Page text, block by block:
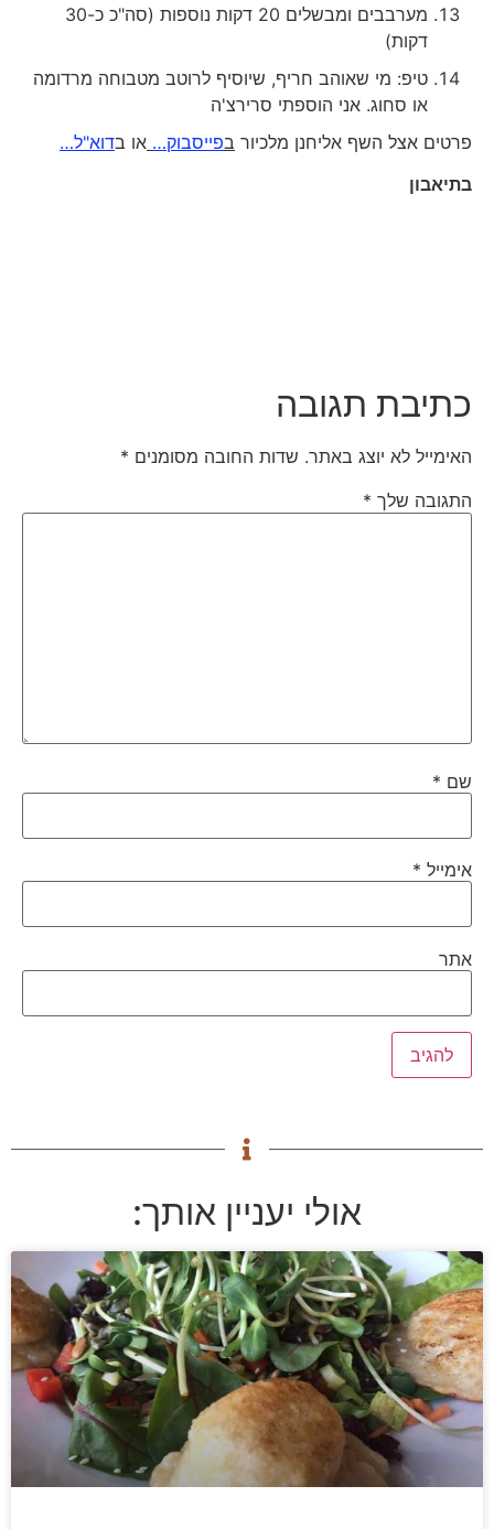
מערבבים ומבשלים 20 דקות נוספות (סה"כ כ-30
דקות)
טיפ: מי שאוהב חריף, שיוסיף לרוטב מטבוחה מרדומה
או סחוג. אני הוספתי סרירצ'ה
פרטים אצל השף אליחנן מלכיורבפייסבוק… או בדוא"ל…
בתיאבון
כתיבת תגובה
האימייל לא יוצג באתר. שדות החובה מסומנים*
התגובה שלך*
שם*
אימייל*
אתר
אולי יעניין אותך: